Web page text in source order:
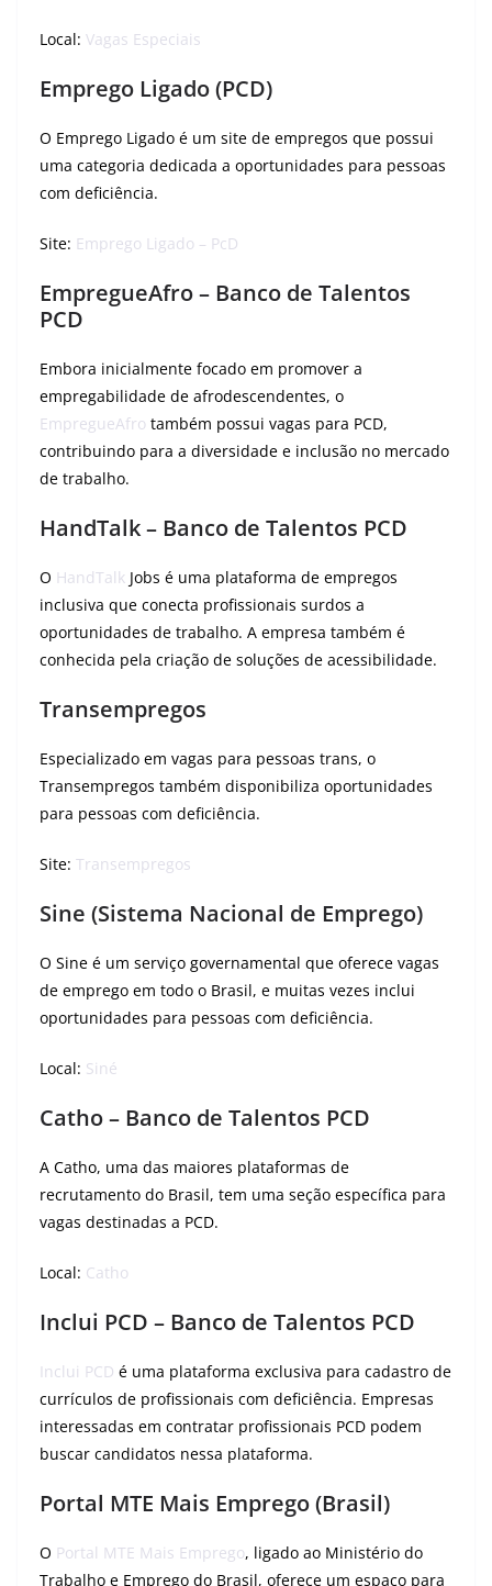
Local: Vagas Especiais
Emprego Ligado (PCD)
O Emprego Ligado é um site de empregos que possui
uma categoria dedicada a oportunidades para pessoas
com deficiência.
Site: Emprego Ligado – PcD
EmpregueAfro – Banco de Talentos
PCD
Embora inicialmente focado em promover a
empregabilidade de afrodescendentes, o
EmpregueAfro também possui vagas para PCD,
contribuindo para a diversidade e inclusão no mercado
de trabalho.
HandTalk – Banco de Talentos PCD
O HandTalk Jobs é uma plataforma de empregos
inclusiva que conecta profissionais surdos a
oportunidades de trabalho. A empresa também é
conhecida pela criação de soluções de acessibilidade.
Transempregos
Especializado em vagas para pessoas trans, o
Transempregos também disponibiliza oportunidades
para pessoas com deficiência.
Site: Transempregos
Sine (Sistema Nacional de Emprego)
O Sine é um serviço governamental que oferece vagas
de emprego em todo o Brasil, e muitas vezes inclui
oportunidades para pessoas com deficiência.
Local: Siné
Catho – Banco de Talentos PCD
A Catho, uma das maiores plataformas de
recrutamento do Brasil, tem uma seção específica para
vagas destinadas a PCD.
Local: Catho
Inclui PCD – Banco de Talentos PCD
Inclui PCD é uma plataforma exclusiva para cadastro de
currículos de profissionais com deficiência. Empresas
interessadas em contratar profissionais PCD podem
buscar candidatos nessa plataforma.
Portal MTE Mais Emprego (Brasil)
O Portal MTE Mais Emprego, ligado ao Ministério do
Trabalho e Emprego do Brasil, oferece um espaço para